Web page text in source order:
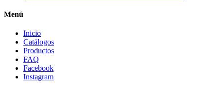
Menú
Inicio
Catálogos
Productos
FAQ
Facebook
Instagram